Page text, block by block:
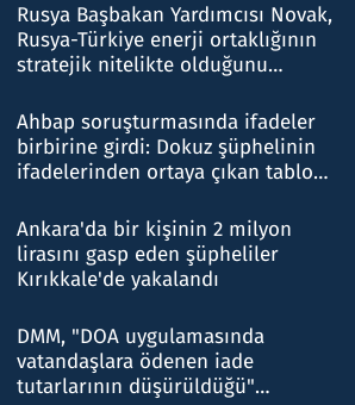
Rusya Başbakan Yardımcısı Novak,
Rusya-Türkiye enerji ortaklığının
stratejik nitelikte olduğunu
Ahbap soruşturmasında ifadeler
birbirine girdi: Dokuz şüphelinin
ifadelerinden ortaya çıkan tablo
Ankara'da bir kişinin 2 milyon
lirasını gasp eden şüpheliler
Kırıkkale'de yakalandı
DMM, "DOA uygulamasında
vatandaşlara ödenen iade
tutarlarının düşürüldüğü"